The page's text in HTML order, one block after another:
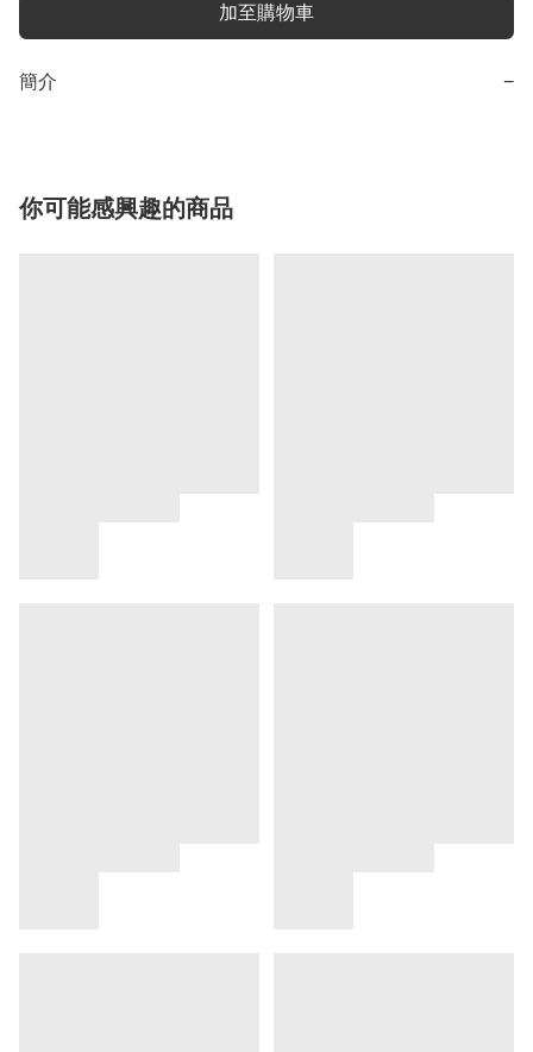
加至購物車
簡介 −
你可能感興趣的商品